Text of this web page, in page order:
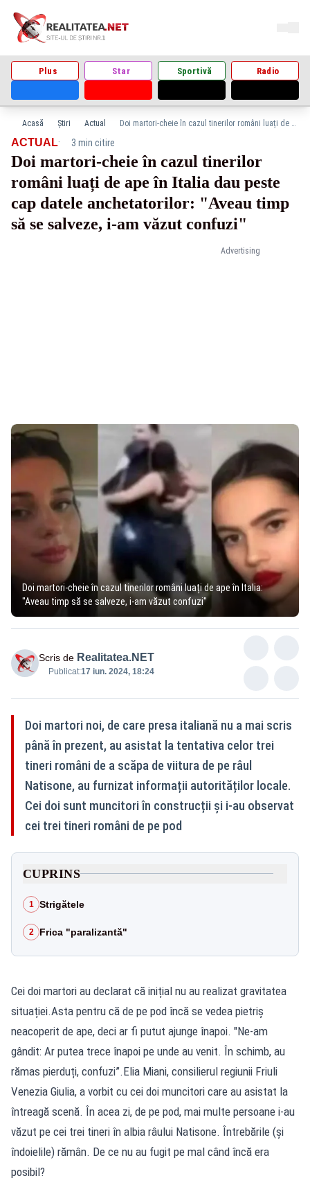
Plus Star Sportivă Radio
Acasă Știri Actual Doi martori-cheie în cazul tinerilor români luați de ape în Italia dau peste cap datele anchetatorilor: "Aveau timp să se salveze, i-am văzut confuzi"
Advertising
ACTUAL· 3 min citire
Doi martori-cheie în cazul tinerilor
români luați de ape în Italia dau peste
cap datele anchetatorilor: "Aveau timp
să se salveze, i-am văzut confuzi"
Doi martori-cheie în cazul tinerilor români luați de ape în Italia:
"Aveau timp să se salveze, i-am văzut confuzi"
Scris de Realitatea.NET
Publicat:17 iun. 2024, 18:24
Doi martori noi, de care presa italiană nu a mai scris
până în prezent, au asistat la tentativa celor trei
tineri români de a scăpa de viitura de pe râul
Natisone, au furnizat informații autorităților locale.
Cei doi sunt muncitori în construcții și i-au observat
cei trei tineri români de pe pod
CUPRINS
1 Strigătele
2 Frica "paralizantă"
Cei doi martori au declarat că inițial nu au realizat gravitatea
situației.Asta pentru că de pe pod încă se vedea pietriș
neacoperit de ape, deci ar fi putut ajunge înapoi. "Ne-am
gândit: Ar putea trece înapoi pe unde au venit. În schimb, au
rămas pierduți, confuzi”.Elia Miani, consilierul regiunii Friuli
Venezia Giulia, a vorbit cu cei doi muncitori care au asistat la
întreagă scenă. În acea zi, de pe pod, mai multe persoane i-au
văzut pe cei trei tineri în albia râului Natisone. Întrebările (și
îndoielile) rămân. De ce nu au fugit pe mal când încă era
posibil?